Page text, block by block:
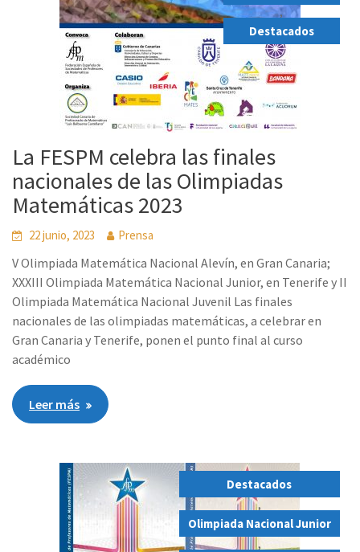
,
Destacados
La FESPM celebra las finales
nacionales de las Olimpiadas
Matemáticas 2023
22 junio, 2023 Prensa
V Olimpiada Matemática Nacional Alevín, en Gran Canaria;
XXXIII Olimpiada Matemática Nacional Junior, en Tenerife y II
Olimpiada Matemática Nacional Juvenil Las finales
nacionales de las olimpiadas matemáticas, a celebrar en
Gran Canaria y Tenerife, ponen el punto final al curso
académico
Leer más
Destacados
,
Olimpiada Nacional Junior
,